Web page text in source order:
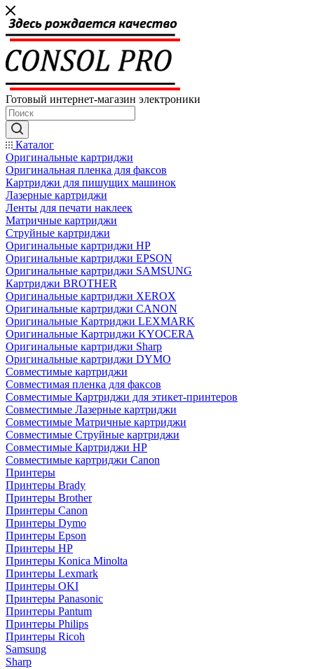
Готовый интернет-магазин электроники
Каталог
Оригинальные картриджи
Оригинальная пленка для факсов
Картриджи для пишущих машинок
Лазерные картриджи
Ленты для печати наклеек
Матричные картриджи
Струйные картриджи
Оригинальные картриджи HP
Оригинальные картриджи EPSON
Оригинальные картриджи SAMSUNG
Картриджи BROTHER
Оригинальные картриджи XEROX
Оригинальные картриджи CANON
Оригинальные Картриджи LEXMARK
Оригинальные Картриджи KYOCERA
Оригинальные картриджи Sharp
Оригинальные картриджи DYMO
Совместимые картриджи
Совместимая пленка для факсов
Совместимые Картриджи для этикет-принтеров
Совместимые Лазерные картриджи
Совместимые Матричные картриджи
Совместимые Струйные картриджи
Совместимые Картриджи HP
Совместимые картриджи Canon
Принтеры
Принтеры Brady
Принтеры Brother
Принтеры Canon
Принтеры Dymo
Принтеры Epson
Принтеры HP
Принтеры Konica Minolta
Принтеры Lexmark
Принтеры OKI
Принтеры Panasonic
Принтеры Pantum
Принтеры Philips
Принтеры Ricoh
Samsung
Sharp